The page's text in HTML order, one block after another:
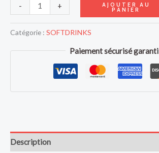
- + AJOUTER AU
PANIER
Catégorie : SOFTDRINKS
Paiement sécurisé garanti
Description